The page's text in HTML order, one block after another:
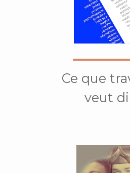
Ce que
veut